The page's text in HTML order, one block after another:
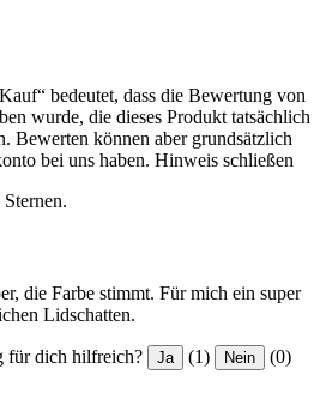
bedeutet, dass die Bewertung von
wurde, die dieses Produkt tatsächlich
Bewerten können aber grundsätzlich
bei uns haben. Hinweis schließen
die Farbe stimmt. Für mich ein super
Lidschatten.
für dich hilfreich? Ja (1) Nein (0)